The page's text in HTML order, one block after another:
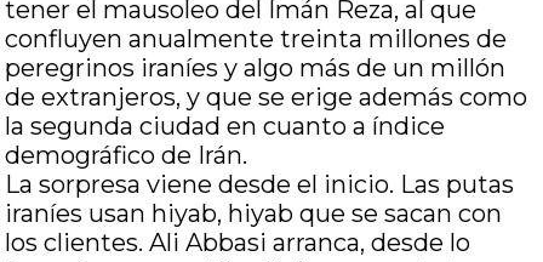
tener el mausoleo del Imán Reza, al que
confluyen anualmente treinta millones de
peregrinos iraníes y algo más de un millón
de extranjeros, y que se erige además como
la segunda ciudad en cuanto a índice
demográfico de Irán.
La sorpresa viene desde el inicio. Las putas
iraníes usan hiyab, hiyab que se sacan con
los clientes. Ali Abbasi arranca, desde lo